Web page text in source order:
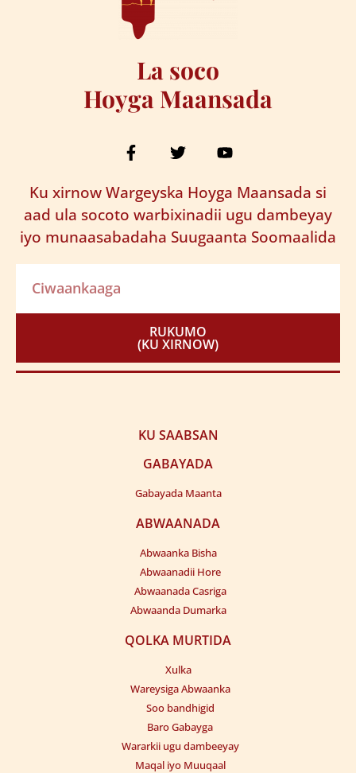
La soco
Hoyga Maansada
Ku xirnow Wargeyska Hoyga Maansada si
aad ula socoto warbixinadii ugu dambeyay
iyo munaasabadaha Suugaanta Soomaalida
RUKUMO
(KU XIRNOW)
KU SAABSAN
GABAYADA
Gabayada Maanta
ABWAANADA
Abwaanka Bisha
Abwaanadii Hore
Abwaanada Casriga
Abwaanda Dumarka
QOLKA MURTIDA
Xulka
Wareysiga Abwaanka
Soo bandhigid
Baro Gabayga
Wararkii ugu dambeeyay
Maqal iyo Muuqaal